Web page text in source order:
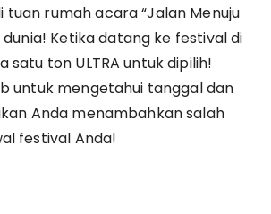
tuan rumah acara “Jalan Menuju
dunia! Ketika datang ke festival di
satu ton ULTRA untuk dipilih!
untuk mengetahui tanggal dan
Anda menambahkan salah
festival Anda!